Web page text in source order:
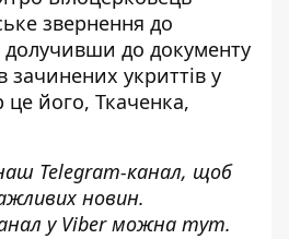
звернення до
до документу
зачинених укриттів у
це його, Ткаченка,
Telegram-канал, щоб
новин.
у Viber можна тут.